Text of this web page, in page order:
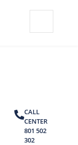
CALL
CENTER
801 502
302